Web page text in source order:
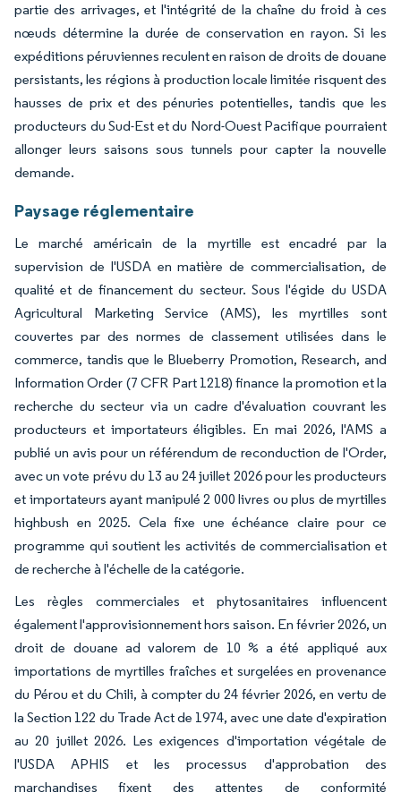
partie des arrivages, et l'intégrité de la chaîne du froid à ces
nœuds détermine la durée de conservation en rayon. Si les
expéditions péruviennes reculent en raison de droits de douane
persistants, les régions à production locale limitée risquent des
hausses de prix et des pénuries potentielles, tandis que les
producteurs du Sud-Est et du Nord-Ouest Pacifique pourraient
allonger leurs saisons sous tunnels pour capter la nouvelle
demande.
Paysage réglementaire
Le marché américain de la myrtille est encadré par la
supervision de l'USDA en matière de commercialisation, de
qualité et de financement du secteur. Sous l'égide du USDA
Agricultural Marketing Service (AMS), les myrtilles sont
couvertes par des normes de classement utilisées dans le
commerce, tandis que le Blueberry Promotion, Research, and
Information Order (7 CFR Part 1218) finance la promotion et la
recherche du secteur via un cadre d'évaluation couvrant les
producteurs et importateurs éligibles. En mai 2026, l'AMS a
publié un avis pour un référendum de reconduction de l'Order,
avec un vote prévu du 13 au 24 juillet 2026 pour les producteurs
et importateurs ayant manipulé 2 000 livres ou plus de myrtilles
highbush en 2025. Cela fixe une échéance claire pour ce
programme qui soutient les activités de commercialisation et
de recherche à l'échelle de la catégorie.
Les règles commerciales et phytosanitaires influencent
également l'approvisionnement hors saison. En février 2026, un
droit de douane ad valorem de 10 % a été appliqué aux
importations de myrtilles fraîches et surgelées en provenance
du Pérou et du Chili, à compter du 24 février 2026, en vertu de
la Section 122 du Trade Act de 1974, avec une date d'expiration
au 20 juillet 2026. Les exigences d'importation végétale de
l'USDA APHIS et les processus d'approbation des
marchandises fixent des attentes de conformité